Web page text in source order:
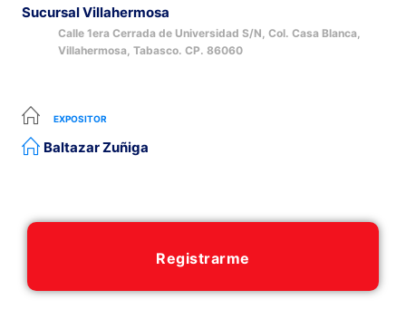
Sucursal Villahermosa
Calle 1era Cerrada de Universidad S/N, Col. Casa Blanca,
Villahermosa, Tabasco. CP. 86060
EXPOSITOR
Baltazar Zuñiga
Registrarme